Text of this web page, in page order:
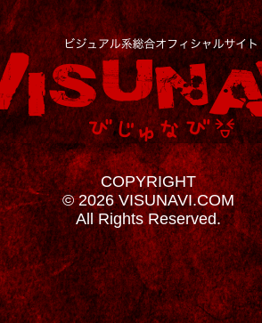
COPYRIGHT
© 2026 VISUNAVI.COM
All Rights Reserved.